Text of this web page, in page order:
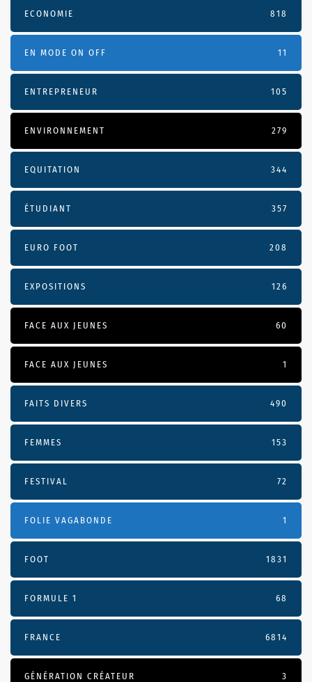
ECONOMIE 818
EN MODE ON OFF 11
ENTREPRENEUR 105
ENVIRONNEMENT 279
EQUITATION 344
ÉTUDIANT 357
EURO FOOT 208
EXPOSITIONS 126
FACE AUX JEUNES 60
FACE AUX JEUNES 1
FAITS DIVERS 490
FEMMES 153
FESTIVAL 72
FOLIE VAGABONDE 1
FOOT 1831
FORMULE 1 68
FRANCE 6814
GÉNÉRATION CRÉATEUR 3